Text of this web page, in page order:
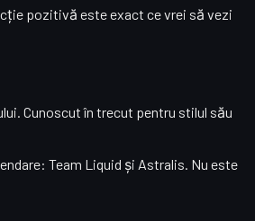
pozitivă este exact ce vrei să vezi
Cunoscut în trecut pentru stilul său
Team Liquid și Astralis. Nu este